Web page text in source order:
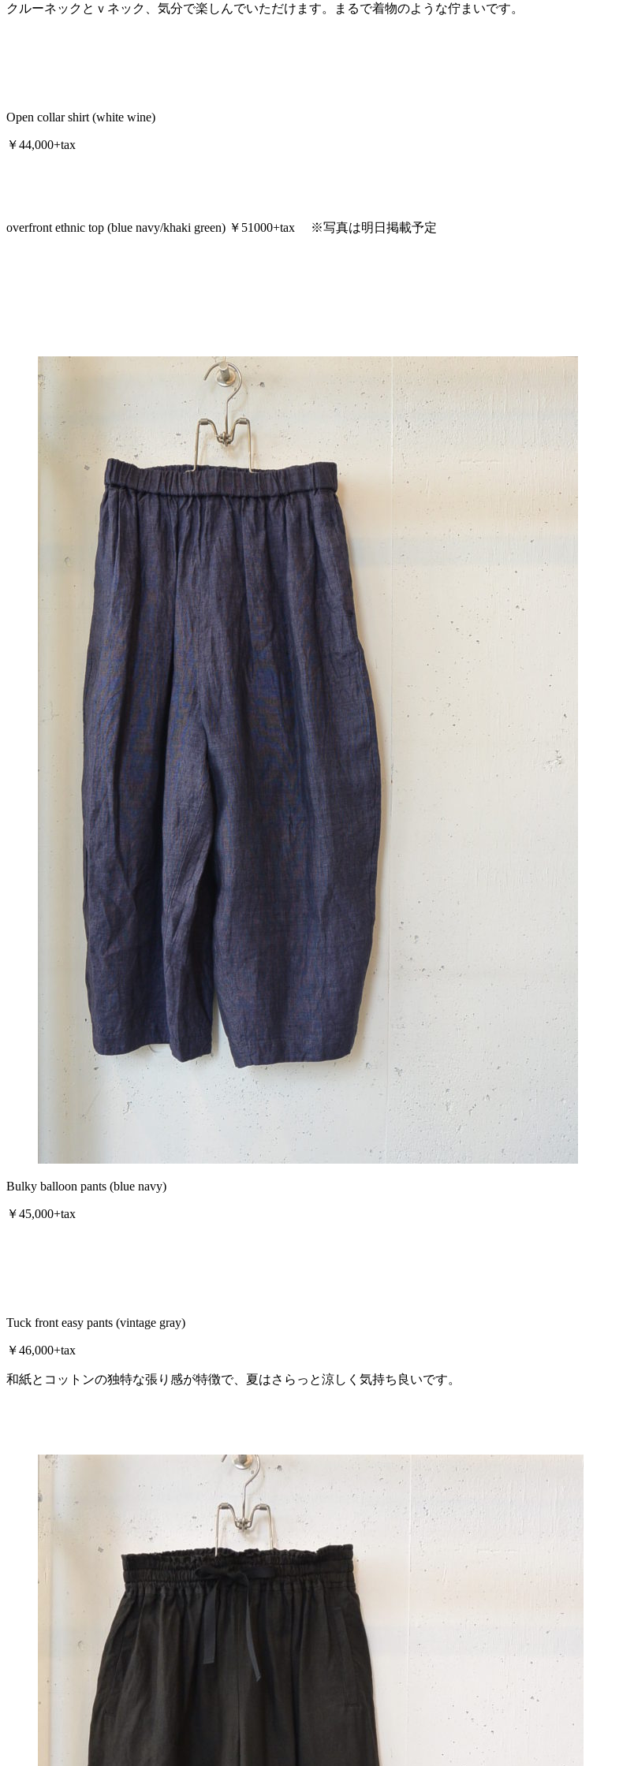
クルーネックとｖネック、気分で楽しんでいただけます。まるで着物のような佇まいです。
Open collar shirt (white wine)
￥44,000+tax
overfront ethnic top (blue navy/khaki green) ￥51000+tax ※写真は明日掲載予定
Bulky balloon pants (blue navy)
￥45,000+tax
Tuck front easy pants (vintage gray)
￥46,000+tax
和紙とコットンの独特な張り感が特徴で、夏はさらっと涼しく気持ち良いです。